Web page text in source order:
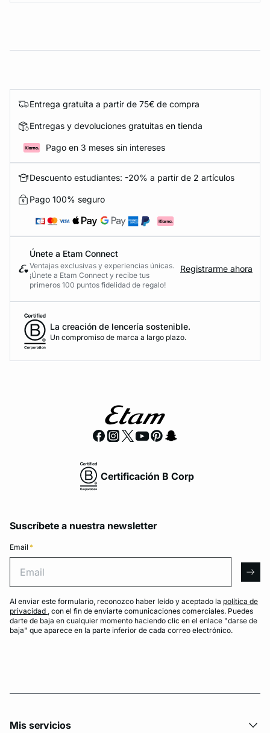
Entrega gratuita a partir de 75€ de compra
Entregas y devoluciones gratuitas en tienda
Pago en 3 meses sin intereses
Descuento estudiantes: -20% a partir de 2 artículos
Pago 100% seguro
Únete a Etam Connect
Ventajas exclusivas y experiencias únicas.
¡Únete a Etam Connect y recibe tus
primeros 100 puntos fidelidad de regalo!
Registrarme ahora
La creación de lencería sostenible.
Un compromiso de marca a largo plazo.
Certificación B Corp
Suscríbete a nuestra newsletter
Email *
Al enviar este formulario, reconozco haber leído y aceptado la política de
privacidad , con el fin de enviarte comunicaciones comerciales. Puedes
darte de baja en cualquier momento haciendo clic en el enlace "darse de
baja" que aparece en la parte inferior de cada correo electrónico.
Mis servicios